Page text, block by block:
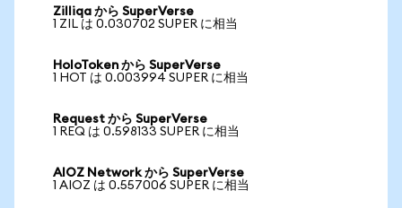
Zilliqa から SuperVerse
1 ZIL は 0.030702 SUPER に相当
HoloToken から SuperVerse
1 HOT は 0.003994 SUPER に相当
Request から SuperVerse
1 REQ は 0.598133 SUPER に相当
AIOZ Network から SuperVerse
1 AIOZ は 0.557006 SUPER に相当